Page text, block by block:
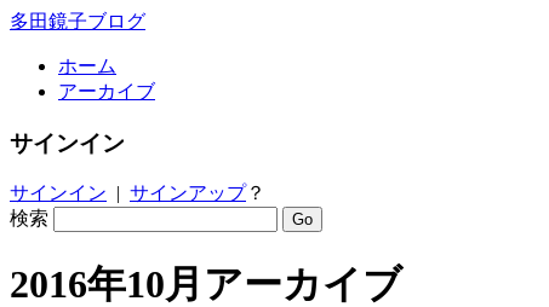
多田鏡子ブログ
ホーム
アーカイブ
サインイン
サインイン | サインアップ？
検索
2016年10月アーカイブ